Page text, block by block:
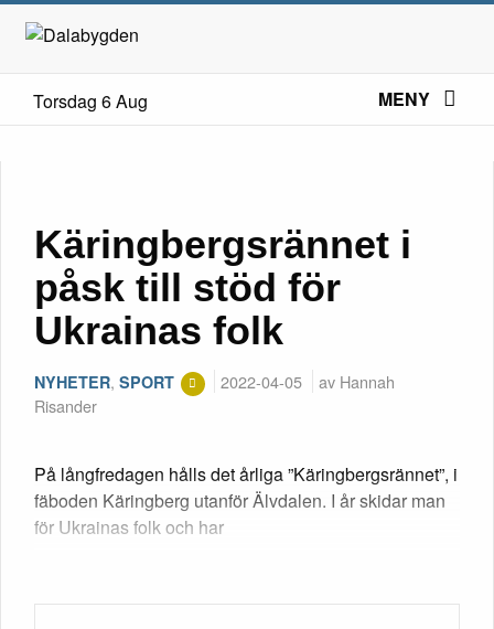
Torsdag 6 Aug MENY
Käringbergsrännet i
påsk till stöd för
Ukrainas folk
NYHETER, SPORT 2022-04-05
av Hannah
Risander
På långfredagen hålls det årliga ”Käringbergsrännet”, i
fäboden Käringberg utanför Älvdalen. I år skidar man
för Ukrainas folk och har